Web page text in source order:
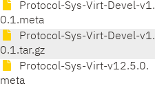
Protocol-Sys-Virt-Devel-v1.
0.1.meta
Protocol-Sys-Virt-Devel-v1.
0.1.tar.gz
Protocol-Sys-Virt-v12.5.0.
meta